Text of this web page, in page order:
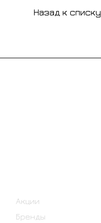
Назад к списку
Акции
Бренды